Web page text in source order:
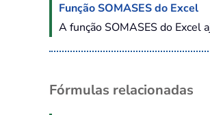
Função SOMASES do Excel
A função SOMASES do
Fórmulas relacionadas